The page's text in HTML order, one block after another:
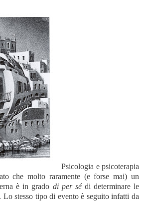
Psicologia e psicoterapia
che molto raramente (e forse mai) un
è in grado di per sédi determinare le
Lo stesso tipo di evento è seguito infatti da